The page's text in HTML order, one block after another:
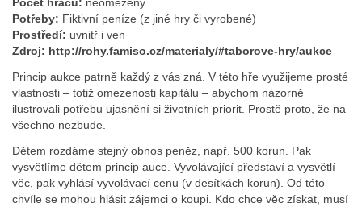
Potřeby: Fiktivní peníze (z jiné hry či vyrobené)
Prostředí: uvnitř i ven
Zdroj: http://rohy.famiso.cz/materialy/#taborove-hry/aukce
Princip aukce patrně každý z vás zná. V této hře využijeme prosté
vlastnosti – totiž omezenosti kapitálu – abychom názorně
ilustrovali potřebu ujasnění si životních priorit. Prostě proto, že na
všechno nezbude.
Dětem rozdáme stejný obnos peněz, např. 500 korun. Pak
vysvětlíme dětem princip auce. Vyvolávající představí a vysvětlí
věc, pak vyhlásí vyvolávací cenu (v desítkách korun). Od této
chvíle se mohou hlásit zájemci o koupi. Kdo chce věc získat, musí